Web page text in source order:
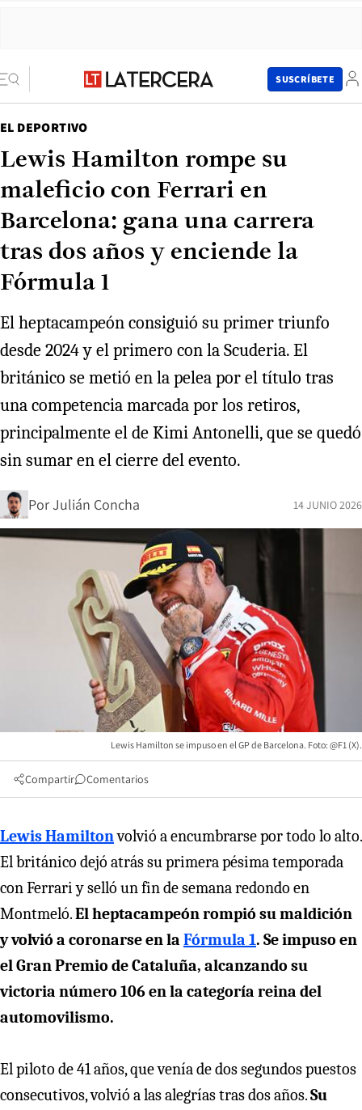
SUSCRÍBETE
EL DEPORTIVO
Lewis Hamilton rompe su
maleficio con Ferrari en
Barcelona: gana una carrera
tras dos años y enciende la
Fórmula 1
El heptacampeón consiguió su primer triunfo
desde 2024 y el primero con la Scuderia. El
británico se metió en la pelea por el título tras
una competencia marcada por los retiros,
principalmente el de Kimi Antonelli, que se quedó
sin sumar en el cierre del evento.
PorJulián Concha 14 JUNIO 2026
Lewis Hamilton se impuso en el GP de Barcelona. Foto: @F1 (X).
Compartir Comentarios
Lewis Hamiltonvolvió a encumbrarse por todo lo alto.
El británico dejó atrás su primera pésima temporada
con Ferrari y selló un fin de semana redondo en
Montmeló.El heptacampeón rompió su maldición
y volvió a coronarse en la Fórmula 1. Se impuso en
el Gran Premio de Cataluña, alcanzando su
victoria número 106 en la categoría reina del
automovilismo.
El piloto de 41 años, que venía de dos segundos puestos
consecutivos, volvió a las alegrías tras dos años.Su